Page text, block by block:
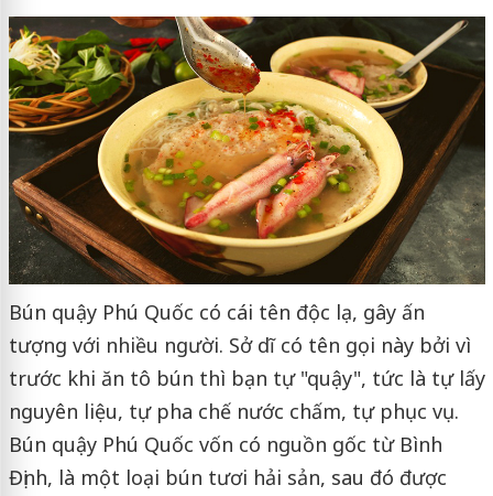
Bún quậy Phú Quốc có cái tên độc lạ, gây ấn
tượng với nhiều người. Sở dĩ có tên gọi này bởi vì
trước khi ăn tô bún thì bạn tự "quậy", tức là tự lấy
nguyên liệu, tự pha chế nước chấm, tự phục vụ.
Bún quậy Phú Quốc vốn có nguồn gốc từ Bình
Định, là một loại bún tươi hải sản, sau đó được